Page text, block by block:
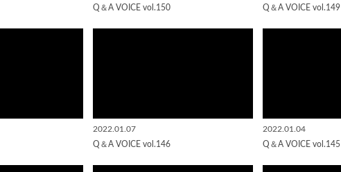
Q＆A VOICE vol.150
Q＆A VOICE vol.149
2022.01.07
Q＆A VOICE vol.146
2022.01.04
Q＆A VOICE vol.145